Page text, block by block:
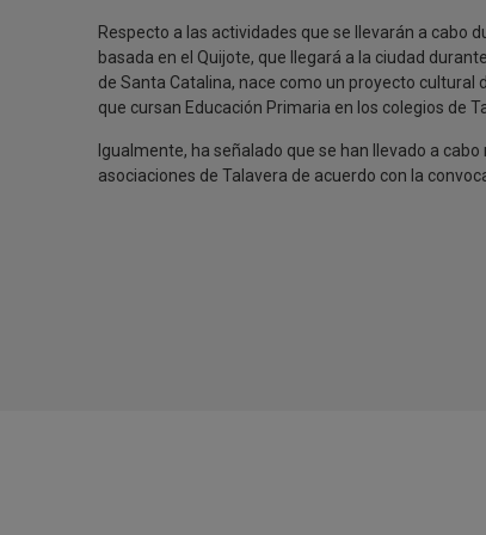
Respecto a las actividades que se llevarán a cabo
basada en el Quijote, que llegará a la ciudad
de Santa Catalina, nace como un proyecto cultural
que cursan Educación Primaria en los colegios de
Igualmente, ha señalado que se han llevado a
asociaciones de Talavera de acuerdo con la